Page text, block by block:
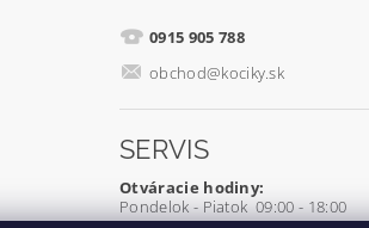
0915 905 788
obchod@kociky.sk
SERVIS
Otváracie hodiny:
Pondelok - Piatok 09:00 - 18:00